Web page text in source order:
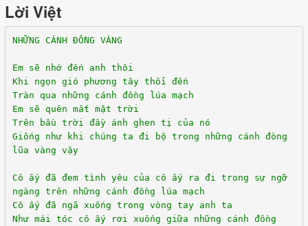
Lời Việt
NHỮNG CÁNH ĐỒNG VÀNG
Em sẽ nhớ đến anh thôi
Khi ngọn gió phương tây thổi đến
Tràn qua những cánh đồng lúa mạch
Em sẽ quên mất mặt trời
Trên bầu trời đầy ánh ghen tị của nó
Giống như khi chúng ta đi bộ trong những cánh đòng
lũa vàng vậy
Cô ấy đã đem tình yêu của cô ấy ra đi trong sự ngỡ
ngàng trên những cánh đồng lúa mạch
Cô ấy đã ngã xuống trong vòng tay anh ta
Như mái tóc cô ấy rơi xuống giữa những cánh đồng